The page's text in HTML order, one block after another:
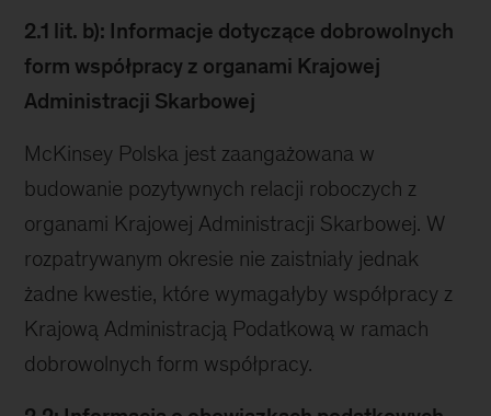
2.1 lit. b): Informacje dotyczące dobrowolnych
form współpracy z organami Krajowej
Administracji Skarbowej
McKinsey Polska jest zaangażowana w
budowanie pozytywnych relacji roboczych z
organami Krajowej Administracji Skarbowej. W
rozpatrywanym okresie nie zaistniały jednak
żadne kwestie, które wymagałyby współpracy z
Krajową Administracją Podatkową w ramach
dobrowolnych form współpracy.